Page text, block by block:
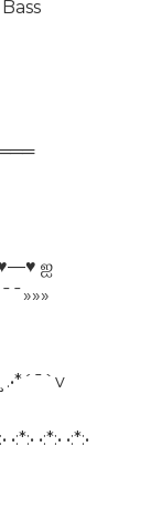
Bass
═══
ஐ
•:*:• •:*:•